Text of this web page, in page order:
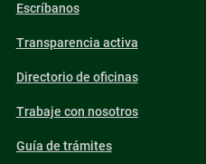
Escríbanos
Transparencia activa
Directorio de oficinas
Trabaje con nosotros
Guía de trámites